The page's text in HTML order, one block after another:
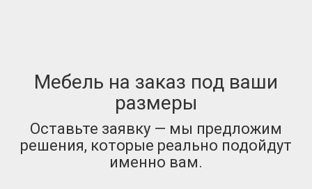
Мебель на заказ под ваши
размеры
Оставьте заявку — мы предложим
решения, которые реально подойдут
именно вам.